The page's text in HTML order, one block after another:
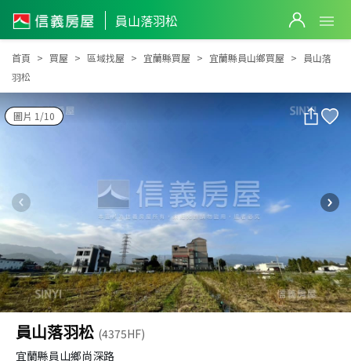
員山落羽松
員山落羽松
首頁 買屋 區域找屋 宜蘭縣買屋 宜蘭縣員山鄉買屋
員山落
羽松
圖片 1/10
員山落羽松 (4375HF)
宜蘭縣員山鄉尚深路